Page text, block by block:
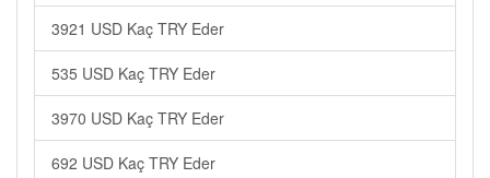
3921 USD Kaç TRY Eder
535 USD Kaç TRY Eder
3970 USD Kaç TRY Eder
692 USD Kaç TRY Eder